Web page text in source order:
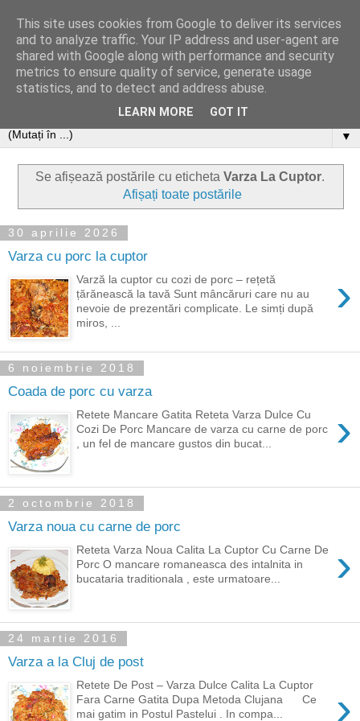
▼
Se afișează postările cu eticheta Varza La Cuptor.
Afișați toate postările
30 aprilie 2026
Varza cu porc la cuptor
›
Varză la cuptor cu cozi de porc – rețetă
țărănească la tavă Sunt mâncăruri care nu au
nevoie de prezentări complicate. Le simți după
miros, ...
6 noiembrie 2018
Coada de porc cu varza
›
Retete Mancare Gatita Reteta Varza Dulce Cu
Cozi De Porc Mancare de varza cu carne de porc
, un fel de mancare gustos din bucat...
2 octombrie 2018
Varza noua cu carne de porc
›
Reteta Varza Noua Calita La Cuptor Cu Carne De
Porc O mancare romaneasca des intalnita in
bucataria traditionala , este urmatoare...
24 martie 2016
Varza a la Cluj de post
›
Retete De Post – Varza Dulce Calita La Cuptor
Fara Carne Gatita Dupa Metoda Clujana Ce
mai gatim in Postul Pastelui . In compa...
This site uses cookies from Google to deliver its services
and to analyze traffic. Your IP address and user-agent are
shared with Google along with performance and security
metrics to ensure quality of service, generate usage
statistics, and to detect and address abuse.
LEARN MORE GOT IT